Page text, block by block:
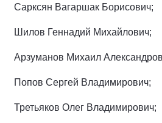
Сарксян Вагаршак Борисович;
Шилов Геннадий Михайлович;
Арзуманов Михаил
Попов Сергей Владимирович;
Третьяков Олег Владимирович;